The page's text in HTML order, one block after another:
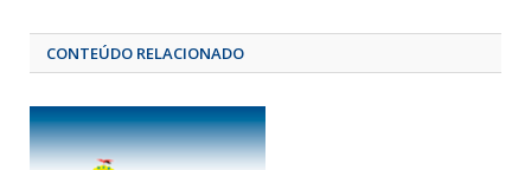
CONTEÚDO RELACIONADO